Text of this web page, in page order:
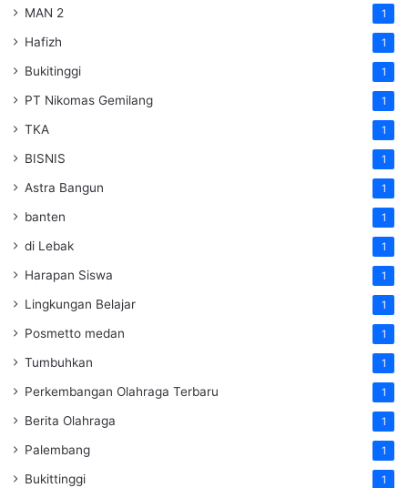
MAN 2 1
Hafizh 1
Bukitinggi 1
PT Nikomas Gemilang 1
TKA 1
BISNIS 1
Astra Bangun 1
banten 1
di Lebak 1
Harapan Siswa 1
Lingkungan Belajar 1
Posmetto medan 1
Tumbuhkan 1
Perkembangan Olahraga Terbaru 1
Berita Olahraga 1
Palembang 1
Bukittinggi 1